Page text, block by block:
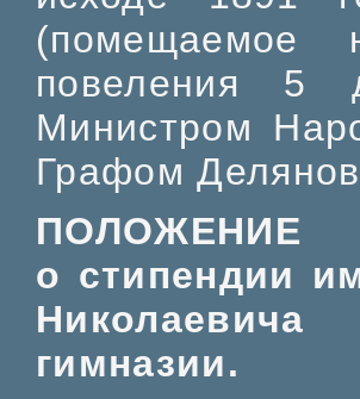
(помещаемое
повеления 5
Министром
Графом
ПОЛОЖЕНИЕ
о стипендии
гимназии.